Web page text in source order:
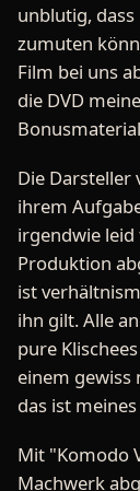
unblutig,
zumuten
Film bei uns
die DVD
Die Darsteller
ihrem
irgendwie leid
Produktion
ist
ihn gilt. Alle
pure
einem gewiss
das ist
Mit "Komodo
Machwerk